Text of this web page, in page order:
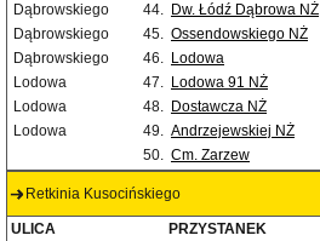
Dąbrowskiego
44. Dw. Łódź Dąbrowa NŻ
Dąbrowskiego
45. Ossendowskiego NŻ
Dąbrowskiego
46. Lodowa
Lodowa
47. Lodowa 91 NŻ
Lodowa
48. Dostawcza NŻ
Lodowa
49. Andrzejewskiej NŻ
50. Cm. Zarzew
Retkinia Kusocińskiego
ULICA PRZYSTANEK